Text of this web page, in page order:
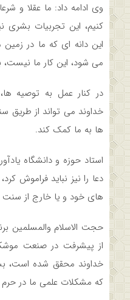
وی ادامه داد: ما عقلا و
کنیم، این تجربیات
این دانه ای که ما در
می شود، این کار ما
در کنار عمل به توصیه
خداوند می تواند از
ها به ما کمک کند.
استاد حوزه و دانشگاه
دعا را نیز نباید فراموش
های خود و یا خارج از
حجت الاسلام والمسلمین
از پیشرفت در صنعت
خداوند محقق شده است،
که مشکلات علمی ما در